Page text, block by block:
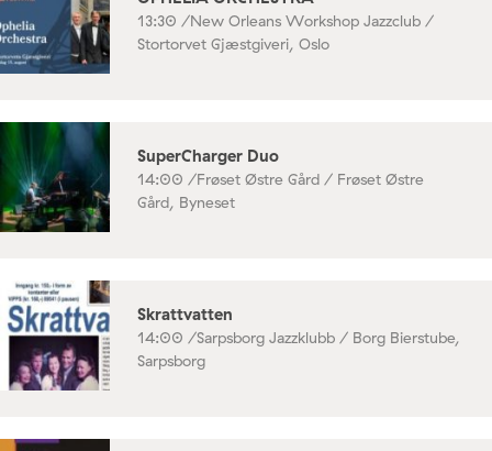
13:30 /New Orleans Workshop Jazzclub /
Stortorvet Gjæstgiveri, Oslo
SuperCharger Duo
14:00 /Frøset Østre Gård / Frøset Østre
Gård, Byneset
Skrattvatten
14:00 /Sarpsborg Jazzklubb / Borg Bierstube,
Sarpsborg